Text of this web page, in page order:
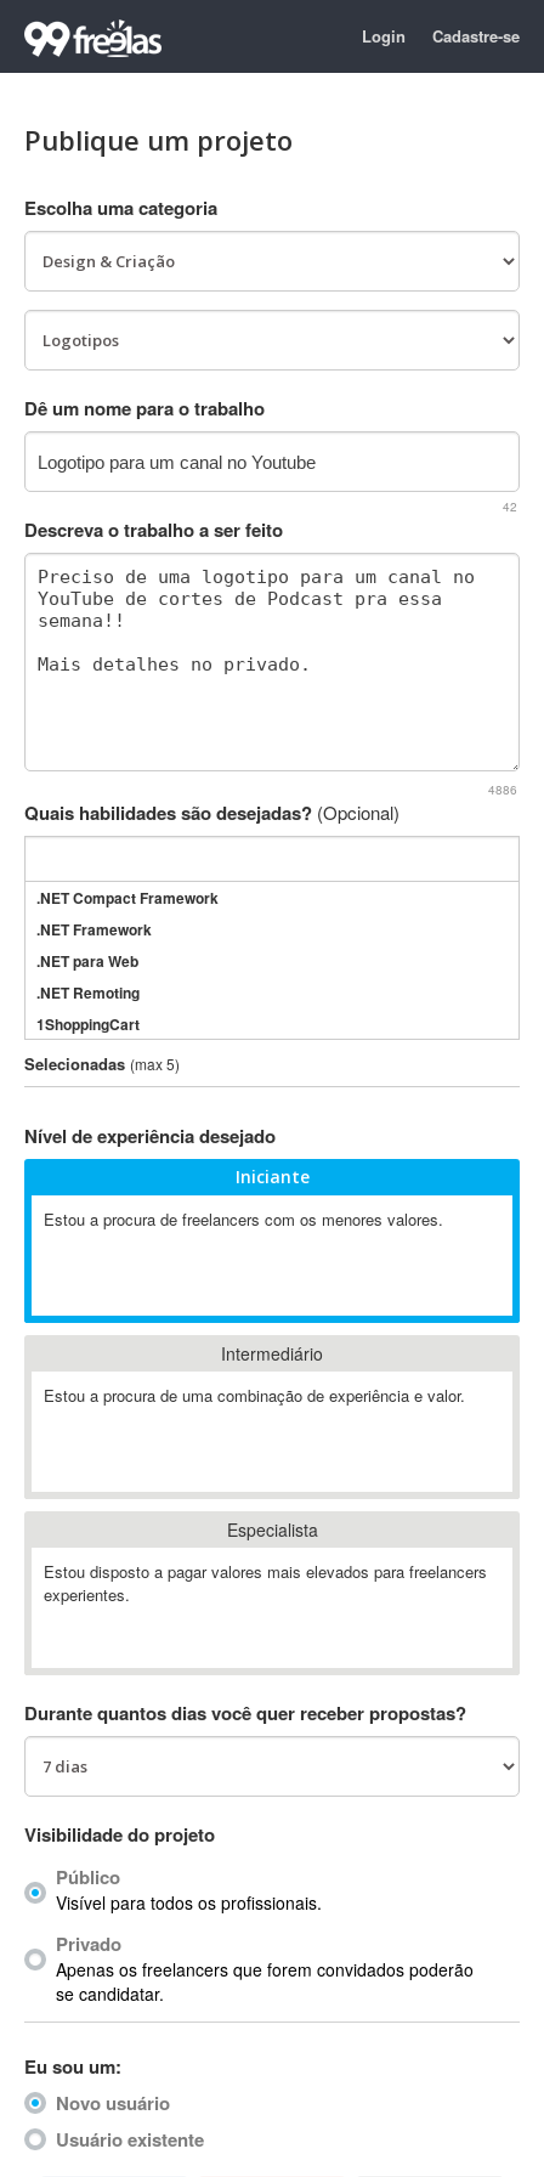
Login Cadastre-se
Publique um projeto
Escolha uma categoria
Dê um nome para o trabalho
42
Descreva o trabalho a ser feito
4886
Quais habilidades são desejadas? (Opcional)
.NET Compact Framework
.NET Framework
.NET para Web
.NET Remoting
1ShoppingCart
3DS Max
3GSM
802.11
A-GPS
ABAP
Abaqus
ABBYY FineReader
Ableton
Ableton Push
Abstract
AC3
ACID Pro
ACPI
Acrobat
Acrobat X
Acronis
ACT
Actimize
ActionScript
ActionScript 3
Selecionadas (max 5)
Nível de experiência desejado
Iniciante
Estou a procura de freelancers com os menores valores.
Intermediário
Estou a procura de uma combinação de experiência e valor.
Especialista
Estou disposto a pagar valores mais elevados para freelancers
experientes.
Durante quantos dias você quer receber propostas?
Visibilidade do projeto
Público
Visível para todos os profissionais.
Privado
Apenas os freelancers que forem convidados poderão
se candidatar.
Eu sou um:
Novo usuário
Usuário existente